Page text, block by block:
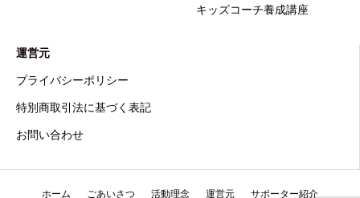
キッズコーチ養成講座
運営元
プライバシーポリシー
特別商取引法に基づく表記
お問い合わせ
ホーム ごあいさつ 活動理念 運営元 サポーター紹介